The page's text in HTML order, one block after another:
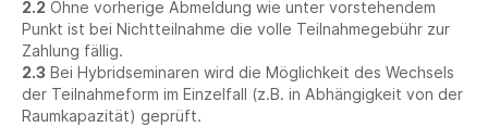
2.2 Ohne vorherige Abmeldung wie unter vorstehendem
Punkt ist bei Nichtteilnahme die volle Teilnahmegebühr zur
Zahlung fällig.
2.3 Bei Hybridseminaren wird die Möglichkeit des Wechsels
der Teilnahmeform im Einzelfall (z.B. in Abhängigkeit von der
Raumkapazität) geprüft.